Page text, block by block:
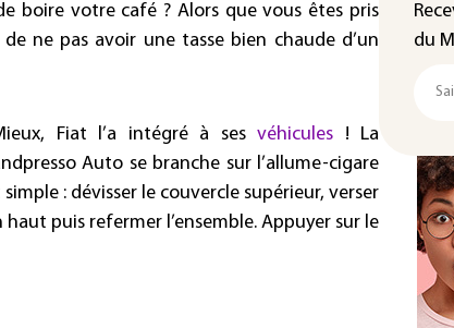
boire votre café ? Alors que vous êtes pris
ne pas avoir une tasse bien chaude d’un
Fiat l’a intégré à ses véhicules ! La
Auto se branche sur l’allume-cigare
: dévisser le couvercle supérieur, verser
puis refermer l’ensemble. Appuyer sur le
du